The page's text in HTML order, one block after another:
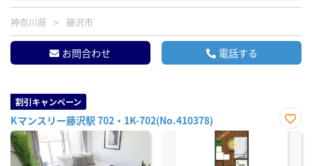
神奈川県 藤沢市
お問合わせ 電話する
割引キャンペーン
Kマンスリー藤沢駅 702・1K-702(No.410378)
お気